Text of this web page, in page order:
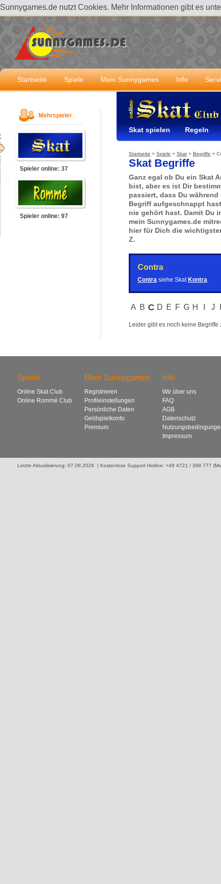
Sunnygames.de nutzt Cookies. Mehr Informationen gibt es
Startseite Spiele Mein Sunnygames Info
Mehrspieler
Spieler online: 37
Spieler online: 97
Skat spielen Regeln
Startseite > Spiele > Skat > Begriffe >
Skat Begriffe
Ganz egal ob Du ein Skat
bist, aber es ist Dir
passiert, dass Du
Begriff aufgeschnappt
nie gehört hast. Damit Du
mein Sunnygames.de
hier für Dich die
Z.
Contra
Contra siehe Skat Kontra.
A B C D E F G H J
Leider gibt es noch keine Begriffe
Spiele
Online Skat Club
Online Rommé Club
Mein Sunnygames
Registrieren
Profileinstellungen
Persönliche Daten
Geldspielkonto
Premium
Info
Wir über uns
FAQ
AGB
Datenschutz
Impressum
Letzte Aktualisierung: 07.08.2026 | Kostenlose Support Hotline: +49 4721 / 398 777